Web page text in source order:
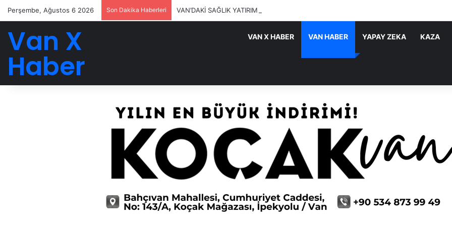
Perşembe, Ağustos 6 2026 Son Dakika Haberleri VAN’DAKİ SAĞLIK YATIRIMLARI SÜRÜYOR
Van X
Haber
VAN X HABER VAN HABER YAPAY ZEKA KAZA